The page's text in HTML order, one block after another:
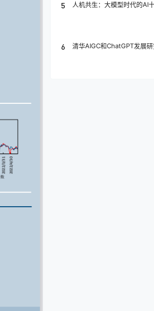
5 人机共生：大模型时代的AI
6 清华AIGC和ChatGPT发展